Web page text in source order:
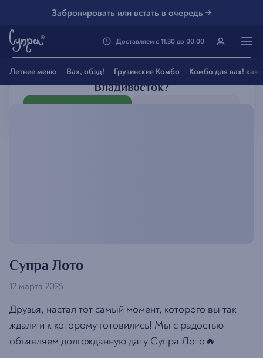
Забронировать или встать в очередь →
Генацвале, твой город
Владивосток?
Доставляем с 11:30 до 00:00
Летнее меню Вах, обэд! Грузинские Комбо Комбо для вах!
Супра Лото
12 марта 2025
Друзья, настал тот самый момент, которого вы так
ждали и к которому готовились! Мы с радостью
объявляем долгожданную дату Супра Лото🔥